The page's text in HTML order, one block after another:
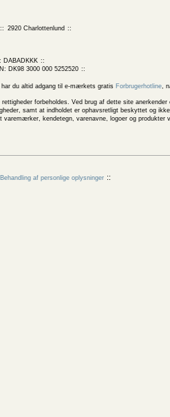
2920 Charlottenlund
DABADKKK
DK98 3000 000 5252520
du altid adgang til e-mærkets gratis Forbrugerhotline,
forbeholdes. Ved brug af dette site
samt at indholdet er ophavsretligt beskyttet og
varemærker, kendetegn, varenavne, logoer og
Behandling af personlige oplysninger